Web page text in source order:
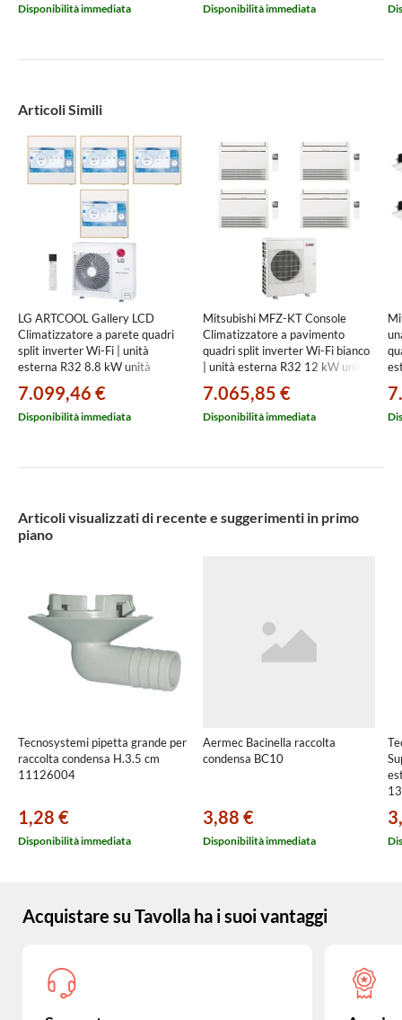
Disponibilità immediata Disponibilità immediata
Articoli Simili
LG ARTCOOL Gallery LCD
Climatizzatore a parete quadri
split inverter Wi-Fi | unità
esterna R32 8.8 kW unità
9000+9000+9000+12000 BTU
MU5R30.U36A0+A[09|09|09|12]GA2N.EEU
7.099,46 €
Disponibilità immediata
Mitsubishi MFZ-KT Console
Climatizzatore a pavimento
quadri split inverter Wi-Fi bianco
| unità esterna R32 12 kW unità
12000+12000+18000+18000
BTU MXZ-6F120VF+MFZ-
7.065,85 €
Disponibilità immediata
Articoli visualizzati di recente e suggerimenti in primo
piano
Tecnosystemi pipetta grande per
raccolta condensa H.3.5 cm
11126004
1,28 €
Disponibilità immediata
Aermec Bacinella raccolta
condensa BC10
3,88 €
Disponibilità immediata
Acquistare su Tavolla ha i suoi vantaggi